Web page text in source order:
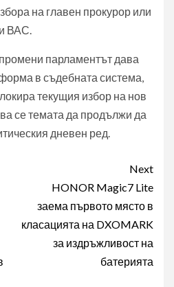
на главен прокурор или
ВАС.
парламентът дава
в съдебната система,
текущия избор на нов
се темата да продължи да
дневен ред.
Next
HONOR Magic7 Lite
заема първото място в
класацията на DXOMARK
за издръжливост на
батерията